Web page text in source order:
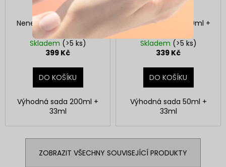
Neness Caramel Vanilla
200ml + 33ml
Skladem (>5 ks)
399 Kč
DO KOŠÍKU
Výhodná sada 200ml +
33ml
Neness NenessSI 50ml +
Skladem (>5 ks)
339 Kč
DO KOŠÍKU
Výhodná sada 50ml +
33ml
ZOBRAZIT VŠECHNY SOUVISEJÍCÍ PRODUKTY